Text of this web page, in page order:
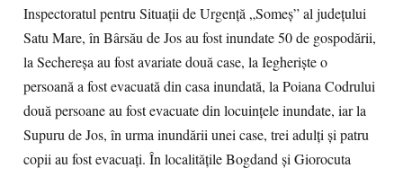
Inspectoratul pentru Situaţii de Urgenţă „Someş” al judeţului
Satu Mare, în Bârsău de Jos au fost inundate 50 de gospodării,
la Sechereşa au fost avariate două case, la Iegherişte o
persoană a fost evacuată din casa inundată, la Poiana Codrului
două persoane au fost evacuate din locuinţele inundate, iar la
Supuru de Jos, în urma inundării unei case, trei adulţi şi patru
copii au fost evacuaţi. În localităţile Bogdand şi Giorocuta